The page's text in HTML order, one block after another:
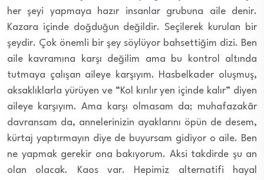
her şeyi yapmaya hazır insanlar grubuna aile denir.
Kazara içinde doğduğun değildir. Seçilerek kurulan bir
şeydir. Çok önemli bir şey söylüyor bahsettiğim dizi. Ben
aile kavramına karşı değilim ama bu kontrol altında
tutmaya çalışan aileye karşıyım. Hasbelkader oluşmuş,
aksaklıklarla yürüyen ve “Kol kırılır yen içinde kalır” diyen
aileye karşıyım. Ama karşı olmasam da; muhafazakâr
davransam da, annelerinizin ayaklarını öpün de desem,
kürtaj yaptırmayın diye de buyursam gidiyor o aile. Ben
ne yapmak gerekir ona bakıyorum. Aksi takdirde şu an
olan olacak. Kaos var. Hepimiz alternatifi hayal